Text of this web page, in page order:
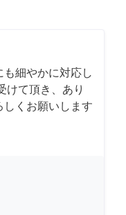
細やかに対応し
けて頂き、あり
しくお願いします